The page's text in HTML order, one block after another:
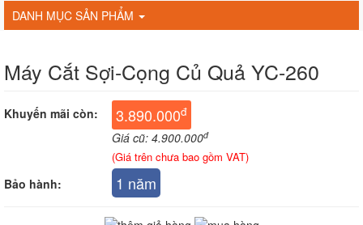
DANH MỤC SẢN PHẨM
Máy Cắt Sợi-Cọng Củ Quả YC-260
Khuyến mãi còn: 3.890.000đ
Giá cũ: 4.900.000đ
(Giá trên chưa bao gồm VAT)
Bảo hành: 1 năm